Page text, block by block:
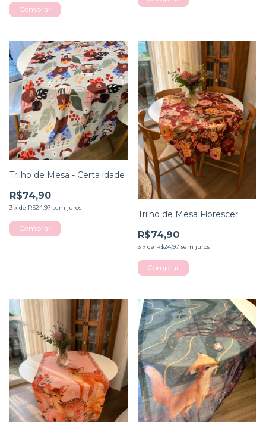
Trilho de Mesa - Certa idade
R$74,90
3 x de R$24,97 sem juros
Trilho de Mesa Florescer
R$74,90
3 x de R$24,97 sem juros